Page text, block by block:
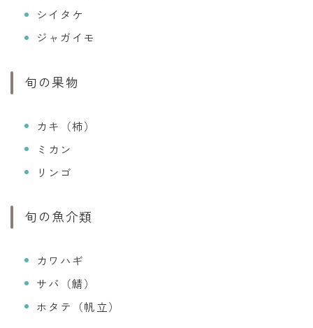
シイタケ
ジャガイモ
旬の果物
カキ（柿）
ミカン
リンゴ
旬の魚介類
カワハギ
サバ（鯖）
ホタテ（帆立）